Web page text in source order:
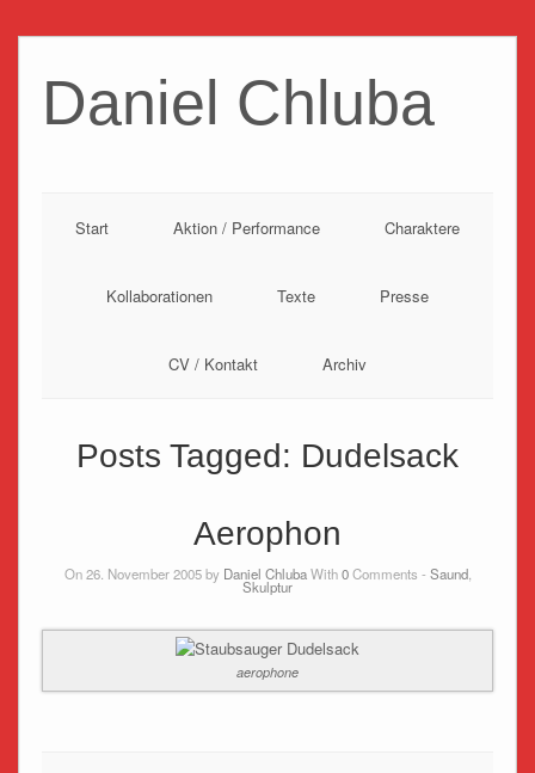
Daniel Chluba
Start Aktion / Performance Charaktere
Kollaborationen Texte Presse
CV / Kontakt Archiv
Posts Tagged: Dudelsack
Aerophon
On 26. November 2005 by Daniel ChlubaWith0Comments - Saund,
Skulptur
aerophone